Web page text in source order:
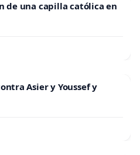
de una capilla católica en
Asier y Youssef y